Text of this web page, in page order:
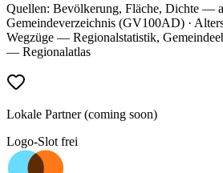
Quellen: Bevölkerung, Fläche, Dichte —
Gemeindeverzeichnis (GV100AD) ·
Wegzüge — Regionalstatistik,
— Regionalatlas
Lokale Partner (coming soon)
Logo-Slot frei